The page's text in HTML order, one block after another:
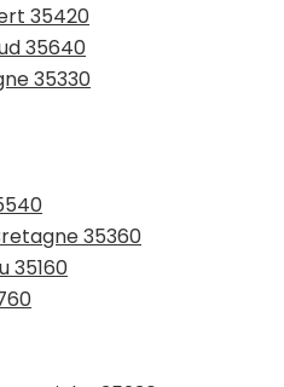
35420
35640
35330
35360
35160